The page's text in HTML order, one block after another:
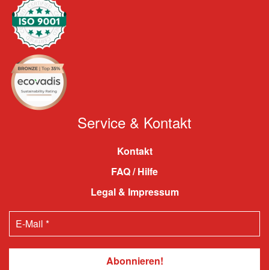
Service & Kontakt
Kontakt
FAQ / Hilfe
Legal & Impressum